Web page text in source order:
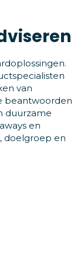
van
beantwoorden
duurzame
en
doelgroep en